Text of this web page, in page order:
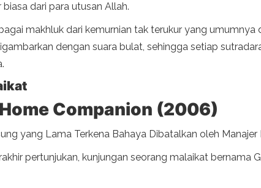
dari para utusan Allah.
makhluk dari kemurnian tak terukur yang
dengan suara bulat, sehingga setiap
Companion (2006)
yang Lama Terkena Bahaya Dibatalkan oleh Manajer
pertunjukan, kunjungan seorang malaikat